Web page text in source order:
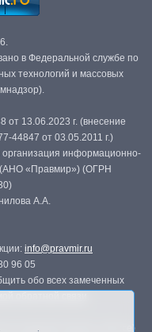
в Федеральной службе по
технологий и массовых
13.06.2023 г. (внесение
44847 от 03.05.2011 г.)
информационно-
«Правмир») (ОГРН
А.А.
info@pravmir.ru
96 05
обо всех замеченных
изданиях (книгах, прессе)